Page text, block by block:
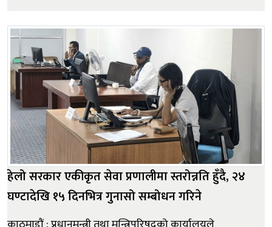
प्रभावकारी रूपमा काम गर्न निर्देशन दिएकी छिन् । सपथ ग्रहण
तथा पदबहा...
हेलो सरकार एकीकृत सेवा प्रणालीमा स्तरोन्नति हुँदै, २४
घण्टादेखि १५ दिनभित्र गुनासो सम्बोधन गरिने